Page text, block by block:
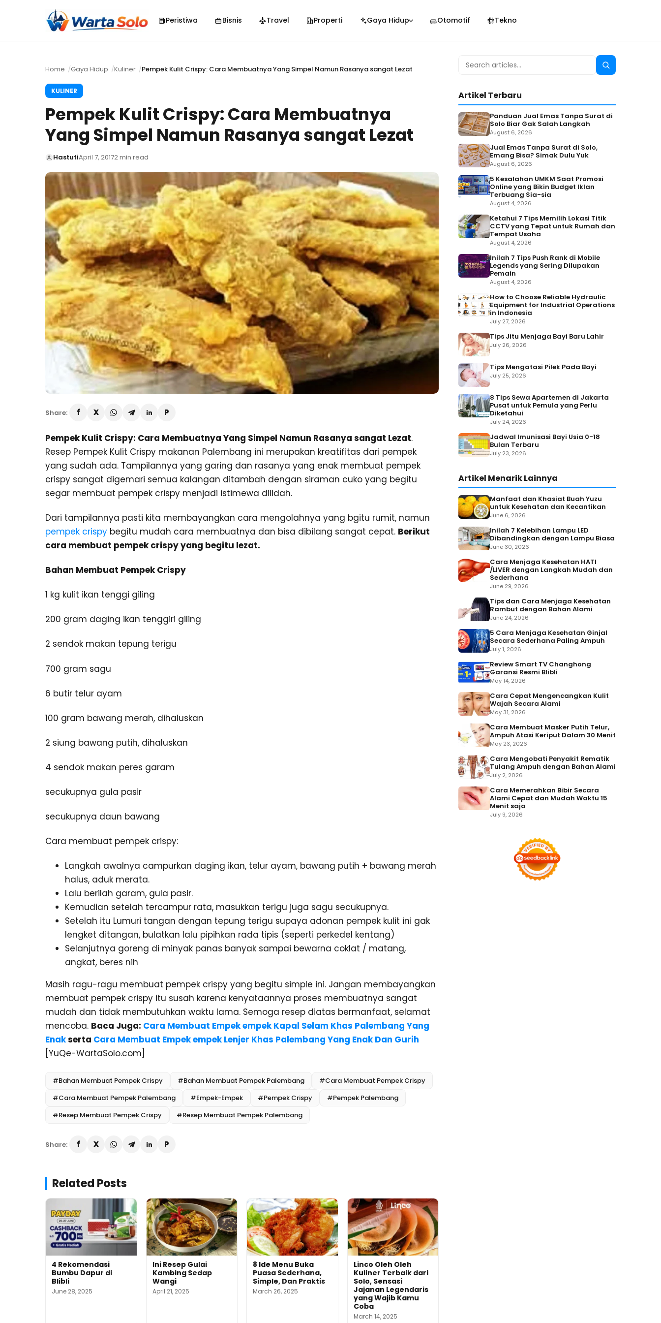
Peristiwa Bisnis Travel Properti Gaya Hidup Otomotif Tekno
Home Gaya Hidup Kuliner Pempek Kulit Crispy: Cara Membuatnya Yang Simpel Namun Rasanya sangat Lezat
KULINER
Pempek Kulit Crispy: Cara Membuatnya
Yang Simpel Namun Rasanya sangat Lezat
HastutiApril 7, 20172 min read
Share:
Pempek Kulit Crispy: Cara Membuatnya Yang Simpel Namun Rasanya sangat Lezat.
Resep Pempek Kulit Crispy makanan Palembang ini merupakan kreatifitas dari pempek
yang sudah ada. Tampilannya yang garing dan rasanya yang enak membuat pempek
crispy sangat digemari semua kalangan ditambah dengan siraman cuko yang begitu
segar membuat pempek crispy menjadi istimewa dilidah.
Dari tampilannya pasti kita membayangkan cara mengolahnya yang bgitu rumit, namun
pempek crispy begitu mudah cara membuatnya dan bisa dibilang sangat cepat. Berikut
cara membuat pempek crispy yang begitu lezat.
Bahan Membuat Pempek Crispy
1 kg kulit ikan tenggi giling
200 gram daging ikan tenggiri giling
2 sendok makan tepung terigu
700 gram sagu
6 butir telur ayam
100 gram bawang merah, dihaluskan
2 siung bawang putih, dihaluskan
4 sendok makan peres garam
secukupnya gula pasir
secukupnya daun bawang
Cara membuat pempek crispy:
Langkah awalnya campurkan daging ikan, telur ayam, bawang putih + bawang merah
halus, aduk merata.
Lalu berilah garam, gula pasir.
Kemudian setelah tercampur rata, masukkan terigu juga sagu secukupnya.
Setelah itu Lumuri tangan dengan tepung terigu supaya adonan pempek kulit ini gak
lengket ditangan, bulatkan lalu pipihkan rada tipis (seperti perkedel kentang)
Selanjutnya goreng di minyak panas banyak sampai bewarna coklat / matang,
angkat, beres nih
Masih ragu-ragu membuat pempek crispy yang begitu simple ini. Jangan membayangkan
membuat pempek crispy itu susah karena kenyataannya proses membuatnya sangat
mudah dan tidak membutuhkan waktu lama. Semoga resep diatas bermanfaat, selamat
mencoba. Baca Juga: Cara Membuat Empek empek Kapal Selam Khas Palembang Yang
Enakserta Cara Membuat Empek empek Lenjer Khas Palembang Yang Enak Dan Gurih
[YuQe-WartaSolo.com]
#Bahan Membuat Pempek Crispy #Bahan Membuat Pempek Palembang
#Cara Membuat Pempek Crispy
#Cara Membuat Pempek Palembang
#Empek-Empek #Pempek Crispy
#Pempek Palembang
#Resep Membuat Pempek Crispy
#Resep Membuat Pempek Palembang
Share:
Related Posts
4 Rekomendasi
Bumbu Dapur di
Blibli
June 28, 2025
Ini Resep Gulai
Kambing Sedap
Wangi
April 21, 2025
8 Ide Menu Buka
Puasa Sederhana,
Simple, Dan Praktis
March 26, 2025
Linco Oleh Oleh
Kuliner Terbaik dari
Solo, Sensasi
Jajanan Legendaris
yang Wajib Kamu
Coba
March 14, 2025
Search
Search
Artikel Terbaru
Panduan Jual Emas Tanpa Surat di
Solo Biar Gak Salah Langkah
August 6, 2026
Jual Emas Tanpa Surat di Solo,
Emang Bisa? Simak Dulu Yuk
August 6, 2026
5 Kesalahan UMKM Saat Promosi
Online yang Bikin Budget Iklan
Terbuang Sia-sia
August 4, 2026
Ketahui 7 Tips Memilih Lokasi Titik
CCTV yang Tepat untuk Rumah dan
Tempat Usaha
August 4, 2026
Inilah 7 Tips Push Rank di Mobile
Legends yang Sering Dilupakan
Pemain
August 4, 2026
How to Choose Reliable Hydraulic
Equipment for Industrial Operations
in Indonesia
July 27, 2026
Tips Jitu Menjaga Bayi Baru Lahir
July 26, 2026
Tips Mengatasi Pilek Pada Bayi
July 25, 2026
8 Tips Sewa Apartemen di Jakarta
Pusat untuk Pemula yang Perlu
Diketahui
July 24, 2026
Jadwal Imunisasi Bayi Usia 0-18
Bulan Terbaru
July 23, 2026
Artikel Menarik Lainnya
Manfaat dan Khasiat Buah Yuzu
untuk Kesehatan dan Kecantikan
June 6, 2026
Inilah 7 Kelebihan Lampu LED
Dibandingkan dengan Lampu Biasa
June 30, 2026
Cara Menjaga Kesehatan HATI
/LIVER dengan Langkah Mudah dan
Sederhana
June 29, 2026
Tips dan Cara Menjaga Kesehatan
Rambut dengan Bahan Alami
June 24, 2026
5 Cara Menjaga Kesehatan Ginjal
Secara Sederhana Paling Ampuh
July 1, 2026
Review Smart TV Changhong
Garansi Resmi Blibli
May 14, 2026
Cara Cepat Mengencangkan Kulit
Wajah Secara Alami
May 31, 2026
Cara Membuat Masker Putih Telur,
Ampuh Atasi Keriput Dalam 30 Menit
May 23, 2026
Cara Mengobati Penyakit Rematik
Tulang Ampuh dengan Bahan Alami
July 2, 2026
Cara Memerahkan Bibir Secara
Alami Cepat dan Mudah Waktu 15
Menit saja
July 9, 2026